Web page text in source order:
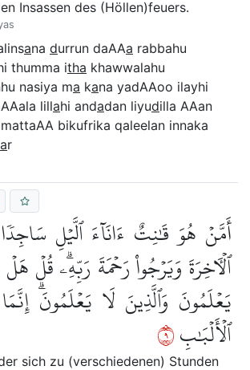
Insassen des (Höllen)feuers.
ana durrun daAAa rabbahu
thumma itha khawwalahu
nasiya ma kana yadAAoo ilayhi
lillahi andadan liyudilla AAan
bikufrika qaleelan innaka
ar
أَمَّنۡ هُوَ قَٰنِتٌ ءَانَآءَ ٱلَّيۡلِ سَاجِدٗا
ٱلۡأٓخِرَةَ وَيَرۡجُواْ رَحۡمَةَ رَبِّهِۦۗ قُلۡ
يَعۡلَمُونَ وَٱلَّذِينَ لَا يَعۡلَمُونَۗ
ٱلۡأَلۡبَٰبِ٩
sich zu (verschiedenen) Stunden